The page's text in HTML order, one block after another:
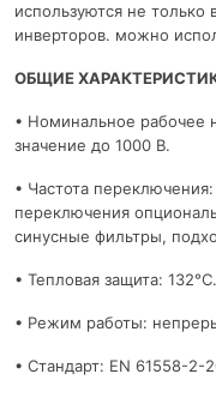
используются не только
инверторов. можно
ОБЩИЕ
• Номинальное
значение до 1000 В.
• Частота
переключения
синусные фильтры,
• Тепловая защита: 132°C.
• Режим работы:
• Стандарт: EN 61558-2-